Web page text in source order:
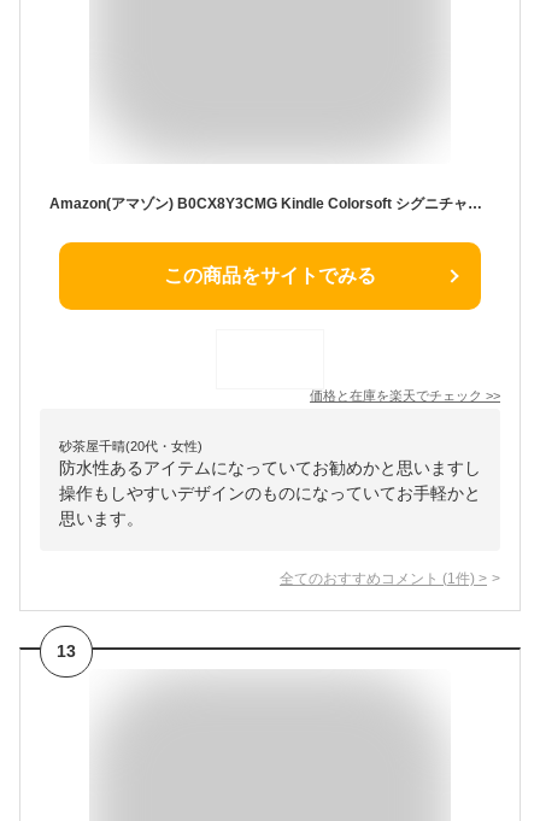
Amazon(アマゾン) B0CX8Y3CMG Kindle Colorsoft シグニチャーエディション [7インチ /32GB] メタリックブラック ［7インチ /防水］ B0CX8Y3CMG [振込不可]
この商品をサイトでみる
価格と在庫を楽天でチェック >>
砂茶屋千晴(20代・女性)
防水性あるアイテムになっていてお勧めかと思いますし
操作もしやすいデザインのものになっていてお手軽かと
思います。
全てのおすすめコメント (1 件) >
13